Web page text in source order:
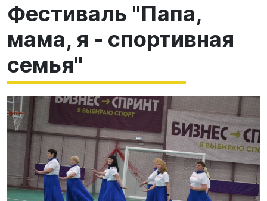
Фестиваль "Папа,
мама, я - спортивная
семья"